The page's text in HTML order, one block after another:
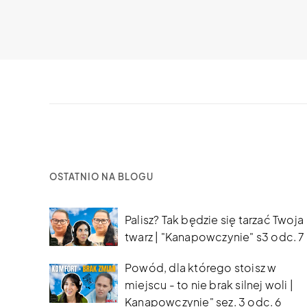
OSTATNIO NA BLOGU
Palisz? Tak będzie się tarzać Twoja
twarz | "Kanapowczynie" s3 odc. 7
Powód, dla którego stoisz w
miejscu - to nie brak silnej woli |
Kanapowczynie" sez. 3 odc. 6